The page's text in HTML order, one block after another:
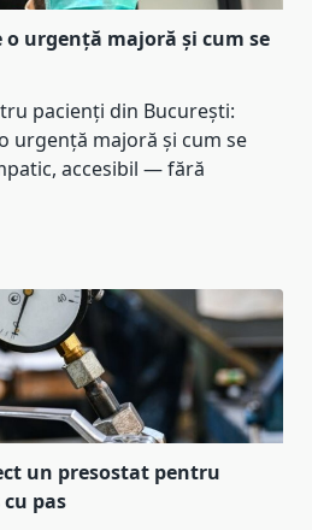
o urgență majoră și cum se
pacienți din București:
urgență majoră și cum se
accesibil — fără
un presostat pentru
pas